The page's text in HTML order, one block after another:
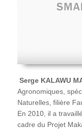
Serge KALAWU
Agronomiques,
Naturelles, filière
En 2010, il a
cadre du Projet